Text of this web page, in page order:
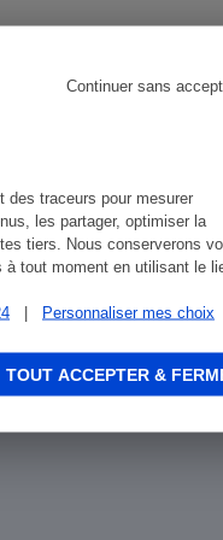
des traceurs pour mesurer
les partager, optimiser la
tiers. Nous conserverons
à tout moment en utilisant le
| Personnaliser mes choix
Continuer sans
TOUT ACCEPTER &